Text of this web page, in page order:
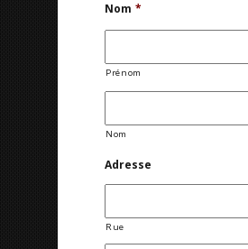
Nom *
Prénom
Nom
Adresse
Rue